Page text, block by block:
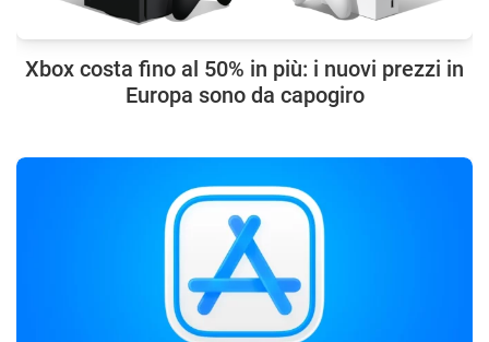
Xbox costa fino al 50% in più: i nuovi prezzi in
Europa sono da capogiro